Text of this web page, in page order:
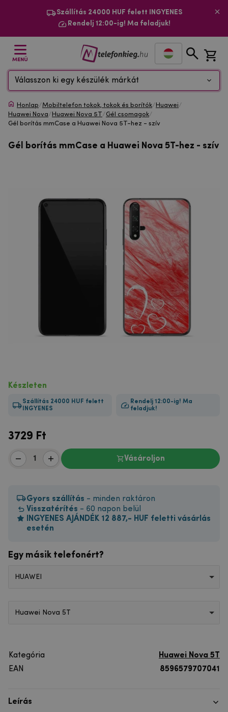
Szállítás 24000 HUF felett INGYENES
Rendelj 12:00-ig! Ma feladjuk!
MENÜ
Válasszon ki egy készülék márkát
Honlap/Mobiltelefon tokok, tokok és borítók/ Huawei/
Huawei Nova/ Huawei Nova 5T/Gél csomagok/
Gél borítás mmCase a Huawei Nova 5T-hez - szív
Gél borítás mmCase a Huawei Nova 5T-hez - szív
Készleten
Szállítás 24000 HUF felett
INGYENES
Rendelj 12:00-ig! Ma
feladjuk!
3729 Ft
Vásároljon
Gyors szállítás - minden raktáron
Visszatérítés - 60 napon belül
INGYENES AJÁNDÉK 12 887,- HUF feletti vásárlás
esetén
Egy másik telefonért?
HUAWEI
Huawei Nova 5T
Kategória
Huawei Nova 5T
EAN
8596579707041
Leírás